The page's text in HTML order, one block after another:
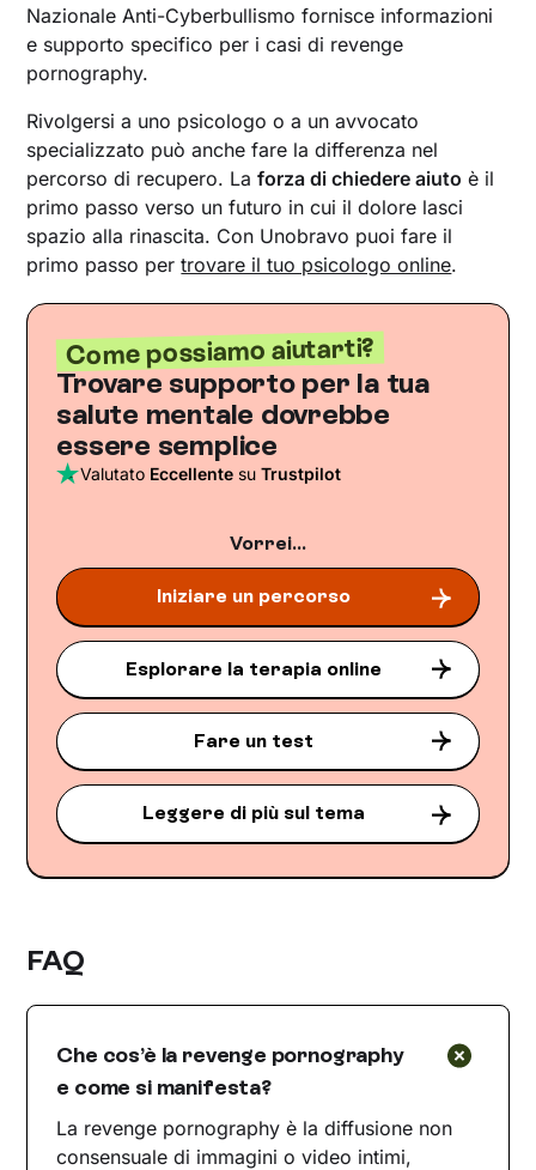
Nazionale Anti-Cyberbullismo fornisce informazioni
e supporto specifico per i casi di revenge
pornography.
Rivolgersi a uno psicologo o a un avvocato
specializzato può anche fare la differenza nel
percorso di recupero. Laforza di chiedere aiuto è il
primo passo verso un futuro in cui il dolore lasci
spazio alla rinascita. Con Unobravo puoi fare il
primo passo pertrovare il tuo psicologo online.
Come possiamo aiutarti?
Trovare supporto per la tua
salute mentale dovrebbe
essere semplice
Valutato Eccellente suTrustpilot
Vorrei...
Iniziare un percorso
Esplorare la terapia online
Fare un test
Leggere di più sul tema
FAQ
Che cos’è la revenge pornography
e come si manifesta?
La revenge pornography è la diffusione non
consensuale di immagini o video intimi,